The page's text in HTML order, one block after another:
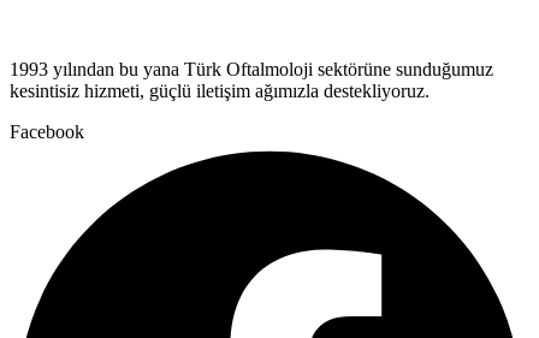
1993 yılından bu yana Türk Oftalmoloji sektörüne sunduğumuz
kesintisiz hizmeti, güçlü iletişim ağımızla destekliyoruz.
Facebook